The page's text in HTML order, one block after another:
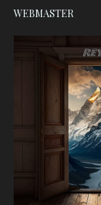
WEBMASTER